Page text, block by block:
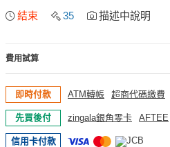
結束 35 描述中說明
費用試算
即時付款 ATM轉帳 超商代碼繳費
先買後付 zingala銀角零卡 AFTEE
信用卡付款